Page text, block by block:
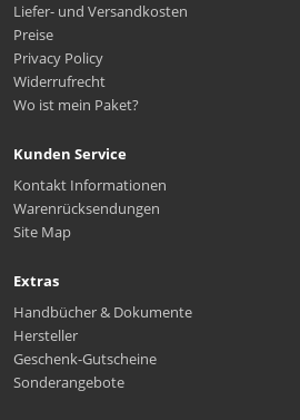
Liefer- und Versandkosten
Preise
Privacy Policy
Widerrufrecht
Wo ist mein Paket?
Kunden Service
Kontakt Informationen
Warenrücksendungen
Site Map
Extras
Handbücher & Dokumente
Hersteller
Geschenk-Gutscheine
Sonderangebote